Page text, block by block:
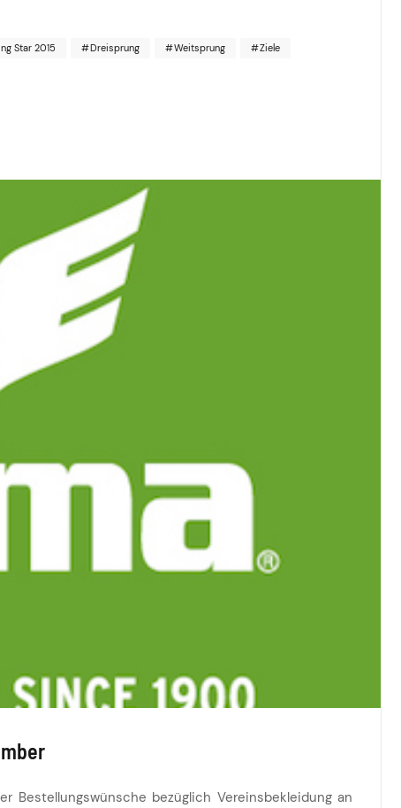
Star 2015 Dreisprung Weitsprung Ziele
Bestellungswünsche bezüglich Vereinsbekleidung an